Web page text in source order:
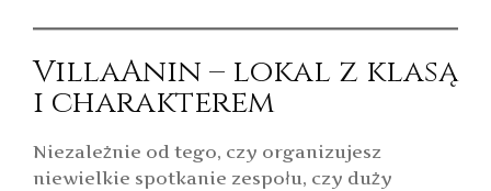
VillaAnin – lokal z klasą
i charakterem
Niezależnie od tego, czy organizujesz
niewielkie spotkanie zespołu, czy duży